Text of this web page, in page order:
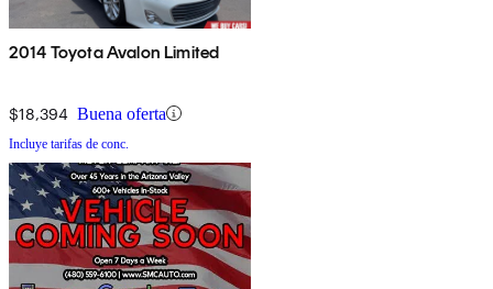
2014 Toyota Avalon Limited
$18,394 Buena oferta
Incluye tarifas de conc.